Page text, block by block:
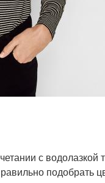
с водолазкой
подобрать